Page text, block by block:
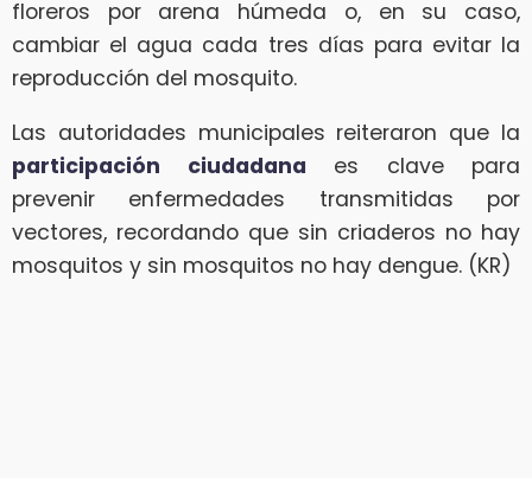
floreros por arena húmeda o, en su caso,
cambiar el agua cada tres días para evitar la
reproducción del mosquito.
Las autoridades municipales reiteraron que la
participación ciudadana es clave para
prevenir enfermedades transmitidas por
vectores, recordando que sin criaderos no hay
mosquitos y sin mosquitos no hay dengue. (KR)